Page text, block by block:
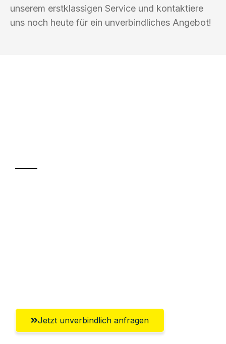
unserem erstklassigen Service und kontaktiere
uns noch heute für ein unverbindliches Angebot!
Jetzt unverbindlich anfragen